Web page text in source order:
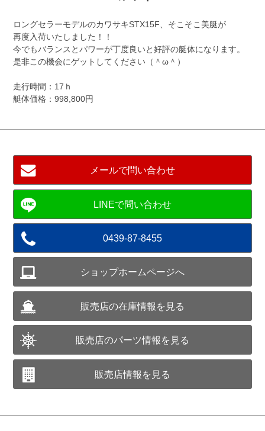
ロングセラーモデルのカワサキSTX15F、そこそこ美艇が
再度入荷いたしました！！
今でもバランスとパワーが丁度良いと好評の艇体になります。
是非この機会にゲットしてください（＾ω＾）
走行時間：17ｈ
艇体価格：998,800円
メールで問い合わせ
0439-87-8455
ショップホームページへ
販売店の在庫情報を見る
販売店のパーツ情報を見る
販売店情報を見る